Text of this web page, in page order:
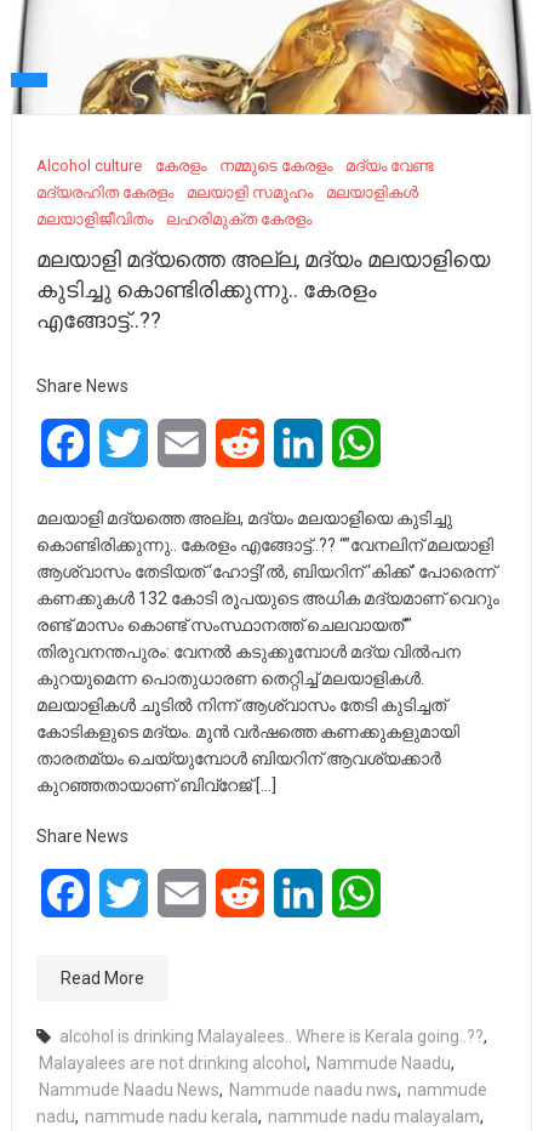
Alcohol culture കേരളം നമ്മുടെ കേരളം
മദ്യം വേണ്ട
മദ്യരഹിത കേരളം
മലയാളി സമൂഹം
മലയാളികൾ
മലയാളിജീവിതം
ലഹരിമുക്ത കേരളം
മലയാളി മദ്യത്തെ അല്ല, മദ്യം മലയാളിയെ
കുടിച്ചു കൊണ്ടിരിക്കുന്നു.. കേരളം
എങ്ങോട്ട്..??
Share News
FacebookTwitter Email Reddit LinkedIn
മലയാളി മദ്യത്തെ അല്ല, മദ്യം മലയാളിയെ കുടിച്ചു
കൊണ്ടിരിക്കുന്നു.. കേരളം എങ്ങോട്ട്..?? “”വേനലിന് മലയാളി
ആശ്വാസം തേടിയത് ‘ഹോട്ടി’ൽ, ബിയറിന് ‘കിക്ക്’ പോരെന്ന്
കണക്കുകൾ 132 കോടി രൂപയുടെ അധിക മദ്യമാണ് വെറും
രണ്ട് മാസം കൊണ്ട് സംസ്ഥാനത്ത് ചെലവായത്’”
തിരുവനന്തപുരം: വേനൽ കടുക്കുമ്പോൾ മദ്യ വിൽപന
കുറയുമെന്ന പൊതുധാരണ തെറ്റിച്ച് മലയാളികൾ.
മലയാളികൾ ചൂടിൽ നിന്ന് ആശ്വാസം തേടി കുടിച്ചത്
കോടികളുടെ മദ്യം. മുൻ വർഷത്തെ കണക്കുകളുമായി
താരതമ്യം ചെയ്യുമ്പോൾ ബിയറിന് ആവശ്യക്കാർ
കുറഞ്ഞതായാണ് ബിവ്റേജ് […]
Share News
FacebookTwitter Email Reddit LinkedIn
Read More
alcohol is drinking Malayalees.. Where is Kerala going..??,
Malayalees are not drinking alcohol, Nammude Naadu,
Nammude Naadu News, Nammude naadu nws, nammude
nadu, nammude nadu kerala, nammude nadu malayalam,